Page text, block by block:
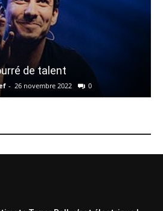
de talent
- 26 novembre 2022 0